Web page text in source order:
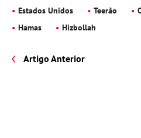
Estados Unidos
Teerão
Hamas
Hizbollah
Artigo Anterior